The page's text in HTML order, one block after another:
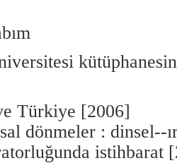
Türkiye [2006]
dönmeler : dinsel--
istihbarat